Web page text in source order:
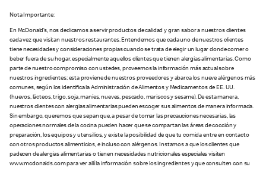
Nota Importante:
En McDonald’s, nos dedicamos a servir productos de calidad y gran sabor a nuestros clientes
cada vez que visitan nuestros restaurantes. Entendemos que cada uno de nuestros clientes
tiene necesidades y consideraciones propias cuando se trata de elegir un lugar donde comer o
beber fuera de su hogar, especialmente aquellos clientes que tienen alergias alimentarias. Como
parte de nuestro compromiso con ustedes, proveemos la información más actual sobre
nuestros ingredientes; esta proviene de nuestros proveedores y abarca los nueve alérgenos más
comunes, según los identifica la Administración de Alimentos y Medicamentos de EE. UU.
(huevos, lácteos, trigo, soja, maníes, nueves, pescado, mariscos y sesame). De esta manera,
nuestros clientes con alergias alimentarias pueden escoger sus alimentos de manera informada.
Sin embargo, queremos que sepan que, a pesar de tomar las precauciones necesarias, las
operaciones normales de la cocina pueden hacer que se compartan las áreas de cocción y
preparación, los equipos y utensilios, y existe la posibilidad de que tu comida entre en contacto
con otros productos alimenticios, e incluso con alérgenos. Instamos a que los clientes que
padecen de alergias alimentarias o tienen necesidades nutricionales especiales visiten
www.mcdonalds.com para ver allí la información sobre los ingredientes y que consulten con su